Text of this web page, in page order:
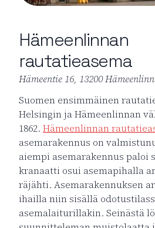
Hämeenlinnan
rautatieasema
Hämeentie 16, 13200
Suomen ensimmäinen
Helsingin ja Hämeenlinnan
1862. Hämeenlinnan
asemarakennus on
aiempi asemarakennus paloi
kranaatti osui asemapihalla
räjähti. Asemarakennuksen
ihailla niin sisällä
asemalaiturillakin. Seinästä